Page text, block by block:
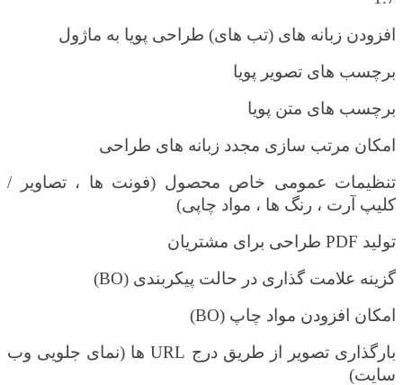
افزودن زبانه های (تب های) طراحی پویا به ماژول
برچسب های تصویر پویا
برچسب های متن پویا
امکان مرتب سازی مجدد زبانه های طراحی
تنظیمات عمومی خاص محصول (فونت ها ، تصاویر /
کلیپ آرت ، رنگ ها ، مواد چاپی)
تولید PDF طراحی برای مشتریان
گزینه علامت گذاری در حالت پیکربندی (BO
)
امکان افزودن مواد چاپ (BO
)
بارگذاری تصویر از طریق درج URLها (نمای جلویی وب
سایت)